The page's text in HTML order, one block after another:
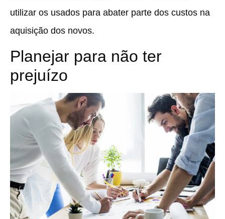
utilizar os usados para abater parte dos custos na
aquisição dos novos.
Planejar para não ter
prejuízo